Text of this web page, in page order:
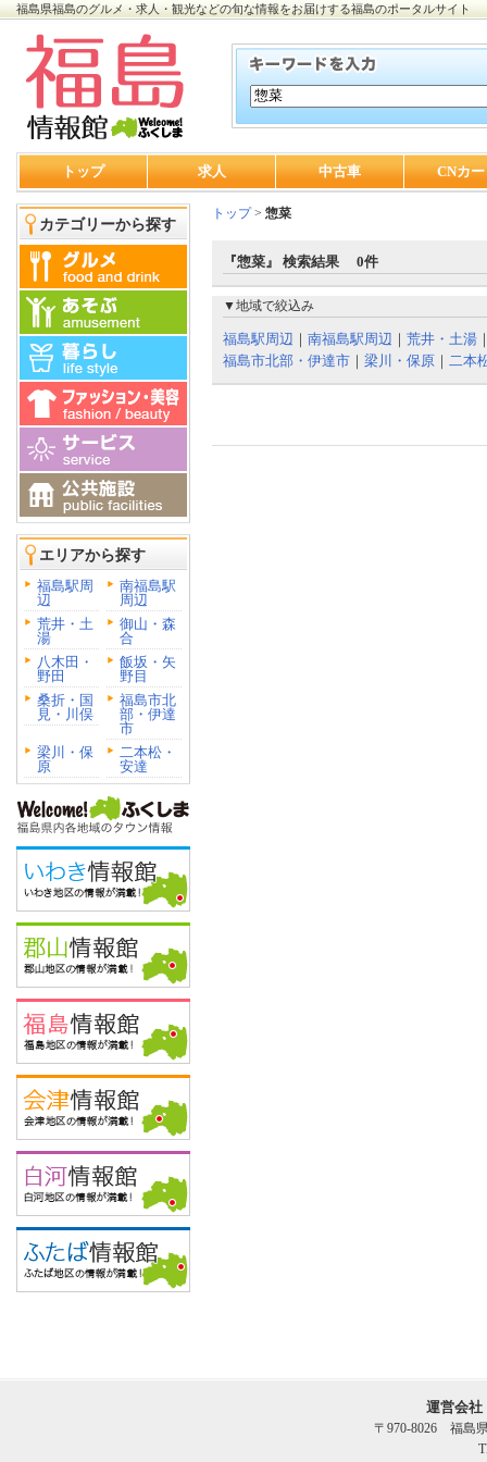
福島県福島のグルメ・求人・観光などの旬な情報をお届けする福島のポータルサイト
トップ 求人 中古車 CNカ
カテゴリーから探す
エリアから探す
福島駅周
辺
南福島駅
周辺
荒井・土
湯
御山・森
合
八木田・
野田
飯坂・矢
野目
桑折・国
見・川俣
福島市北
部・伊達
市
梁川・保
原
二本松・
安達
トップ> 惣菜
『惣菜』 検索結果 0件
▼地域で絞込み
福島駅周辺 ｜ 南福島駅周辺 ｜ 荒井・土湯
福島市北部・伊達市 ｜ 梁川・保原 ｜ 二本
運営会
〒970-8026 福島